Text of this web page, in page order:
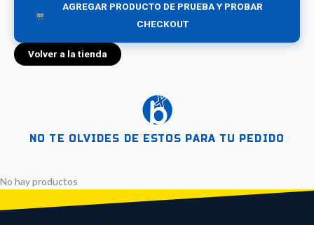
AGREGAR PRODUCTO DE PRUEBA Y PROBAR
CHECKOUT
Volver a la tienda
NO TE OLVIDES DE ESTOS PARA TU PEDIDO
No hay productos